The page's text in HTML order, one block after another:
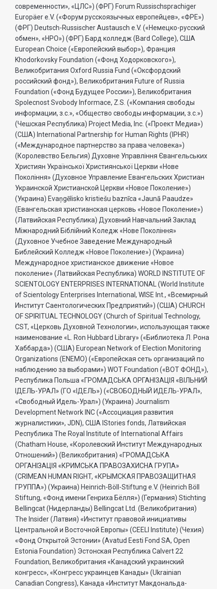
современности», «ЦЛС») (ФРГ) Forum Russischsprachiger
Europäer e.V. («Форум русскоязычных европейцев», «ФРЕ»)
(ФРГ) Deutsch-Russischer Austausch e.V. («Немецко-русский
обмен», «НРО») (ФРГ) Бард колледж (Bard College), США
European Choice («Европейский выбор»), Франция
Khodorkovsky Foundation («Фонд Ходорковского»),
Великобритания Oxford Russia Fund («Оксфордский
российский фонд»), Великобритания Future of Russia
Foundation («Фонд Будущее России»), Великобритания
Spolecnost Svobody Informace, Z.S. («Компания свободы
информации, з.с.», «Общество свободы информации, з.с.»)
(Чешская Республика) Project Media, Inc. («Проект Медиа»)
(США) International Partnership for Human Rights (IPHR)
(«Международное партнерство за права человека»)
(Королевство Бельгия) Духовне Управлiння Євангельських
Християн Української Християнської Церкви «Нове
Поколiння» (Духовное Управление Евангельских Христиан
Украинской Христианской Церкви «Новое Поколение»)
(Украина) Evaņgēlisko kristiešu baznīca «Jaunā Paaudze»
(Евангельская христианская церковь «Новое Поколение»)
(Латвийская Республика) Духовний Навчальний Заклад
Міжнародний Біблійний Коледж «Нове Покоління»
(Духовное Учебное Заведение Международный
Библейский Колледж «Новое Поколение») (Украина)
Международное христианское движение «Новое
поколение» (Латвийская Республика) WORLD INSTITUTE OF
SCIENTOLOGY ENTERPRISES INTERNATIONAL (World Institute
of Scientology Enterprises International, WISE Int., «Всемирный
Институт Саентологических Предприятий») (США) CHURCH
OF SPIRITUAL TECHNOLOGY (Church of Spiritual Technology,
CST, «Церковь Духовной Технологии», использующая также
наименование «L. Ron Hubbard Library» («Библиотека Л. Рона
Хаббарда») (США) European Network of Election Monitoring
Organizations (ENEMO) («Европейская сеть организаций по
наблюдению за выборами») WOT Foundation («ВОТ ФОНД»),
Республика Польша «ГРОМАДСЬКА ОРГАНI3АЦIЯ «ВIЛЬНИЙ
IДЕЛЬ-УРАЛ» (ГО «IДЕЛЬ») («СВОБОДНЫЙ ИДЕЛЬ-УРАЛ»,
«Свободный Идель-Урал») (Украина) Journalism
Development Network INC («Ассоциация развития
журналистики», JDN), США IStories fonds, Латвийская
Республика The Royal Institute of International Affairs
(Chatham House, «Королевский Институт Международных
Отношений») (Великобритания) «ГРОМАДСЬКА
ОРГАНIЗАЦIЯ «КРИМСЬКА ПРАВОЗАХИСНА ГРУПА»
(CRIMEAN HUMAN RIGHT, «КРЫМСКАЯ ПРАВОЗАЩИТНАЯ
ГРУППА») (Украина) Heinrich-Böll-Stiftung e.V. (Heinrich Böll
Stiftung, «Фонд имени Генриха Бёлля») (Германия) Stichting
Bellingcat (Нидерланды) Bellingcat Ltd. (Великобритания)
The Insider (Латвия) «Институт правовой инициативы
Центральной и Восточной Европы» (CEELI Institute) (Чехия)
«Фонд Открытой Эстонии» (Avatud Eesti Fond SA, Open
Estonia Foundation) Эстонская Республика Calvert 22
Foundation, Великобритания «Канадский украинский
конгресс», «Конгресс украинцев Канады» (Ukrainian
Canadian Congress), Канада «Институт Макдональда-